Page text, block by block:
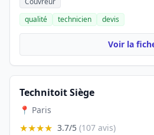
qualité
technicien devis
Voir la
Technitoit Siège
📍 Paris
★★★★ 3.7/5 (107 avis)